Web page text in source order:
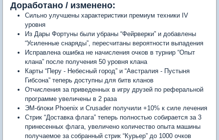
Доработано / изменено:
Сильно улучшены характеристики премиум техники IV
уровня
Из Дары Фортуны были убраны “Фейрверки” и добавлены
“Усиленные снаряды”, пересчитаны вероятности выпадения
Исправлена ошибка не начисления очков в турнир “Опыт
клана” после получения 50 уровня клана
Карты “Перу - Небесный город” и “Австралия - Пустыня
Гибсона” теперь доступны для битв кланов
Отчисления за приведенных в игру друзей по реферальной
программе увеличены в 2 раза
ЭМ-блоки Phoenix и Crusader получили +10% к силе лечения
Стрик “Доставка флага” теперь полностью собирается за 3
принесенных флага, увеличено количество опыта машины
получаемое за собранный стрик “Курьер” до 1000 очков